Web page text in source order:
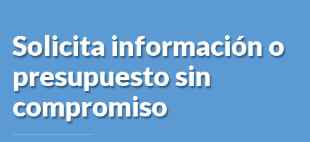
Solicita información o
presupuesto sin
compromiso